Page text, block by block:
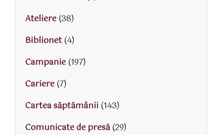
Ateliere(38)
Biblionet(4)
Campanie(197)
Cariere(7)
Cartea săptămânii (143)
Comunicate de presă(29)